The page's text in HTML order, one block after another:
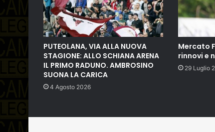
PUTEOLANA, VIA ALLA NUOVA
STAGIONE: ALLO SCHIANA ARENA
IL PRIMO RADUNO. AMBROSINO
SUONA LA CARICA
4 Agosto 2026
Mercato
rinnovi e
29 Luglio